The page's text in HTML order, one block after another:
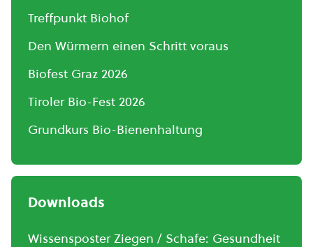
Treffpunkt Biohof
Den Würmern einen Schritt voraus
Biofest Graz 2026
Tiroler Bio-Fest 2026
Grundkurs Bio-Bienenhaltung
Downloads
Wissensposter Ziegen / Schafe: Gesundheit